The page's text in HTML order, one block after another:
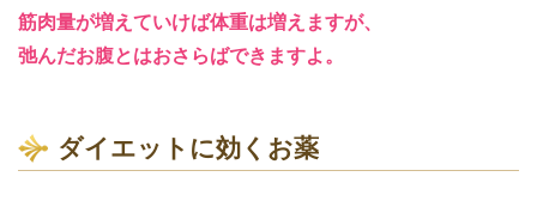
筋肉量が増えていけば体重は増えますが、
弛んだお腹とはおさらばできますよ。
ダイエットに効くお薬